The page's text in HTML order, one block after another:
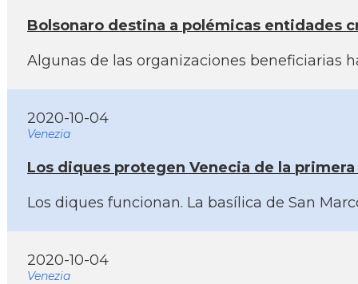
Bolsonaro destina a polémicas entidades
Algunas de las organizaciones beneficiarias
2020-10-04
Venezia
Los diques protegen Venecia de la
Los diques funcionan. La basí­lica de San
2020-10-04
Venezia